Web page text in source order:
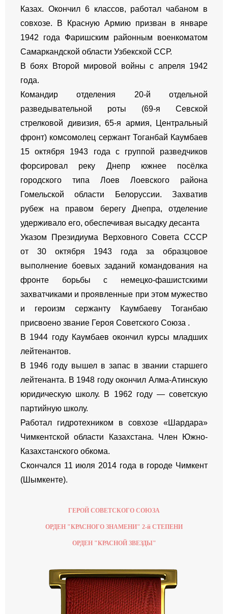
Казах. Окончил 6 классов, работал чабаном в
совхозе. В Красную Армию призван в январе
1942 года Фаришским районным военкоматом
Самаркандской области Узбекской ССР.
В боях Второй мировой войны с апреля 1942
года.
Командир отделения 20-й отдельной
разведывательной роты (69-я Севской
стрелковой дивизия, 65-я армия, Центральный
фронт) комсомолец сержант Тоганбай Каумбаев
15 октября 1943 года с группой разведчиков
форсировал реку Днепр южнее посёлка
городского типа Лоев Лоевского района
Гомельской области Белоруссии. Захватив
рубеж на правом берегу Днепра, отделение
удерживало его, обеспечивая высадку десанта
Указом Президиума Верховного Совета СССР
от 30 октября 1943 года за образцовое
выполнение боевых заданий командования на
фронте борьбы с немецко-фашистскими
захватчиками и проявленные при этом мужество
и героизм сержанту Каумбаеву Тоганбаю
присвоено звание Героя Советского Союза .
В 1944 году Каумбаев окончил курсы младших
лейтенантов.
В 1946 году вышел в запас в звании старшего
лейтенанта. В 1948 году окончил Алма-Атинскую
юридическую школу. В 1962 году — советскую
партийную школу.
Работал гидротехником в совхозе «Шардара»
Чимкентской области Казахстана. Член Южно-
Казахстанского обкома.
Скончался 11 июля 2014 года в городе Чимкент
(Шымкенте).
ГЕРОЙ СОВЕТСКОГО СОЮЗА
ОРДЕН "КРАСНОГО ЗНАМЕНИ" 2-й СТЕПЕНИ
ОРДЕН "КРАСНОЙ ЗВЕЗДЫ"